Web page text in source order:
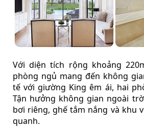
Với diện tích rộng khoảng
phòng ngủ mang đến không
tế với giường King êm ái, hai
Tận hưởng không gian ngoài
bơi riêng, ghế tắm nắng và khu
quanh.